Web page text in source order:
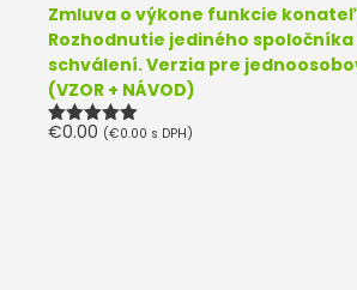
Zmluva o výkone funkcie
Rozhodnutie jediného spoločníka
schválení. Verzia pre
(VZOR + NÁVOD)
Hodnotenie
€0.00 (€0.00 s DPH)